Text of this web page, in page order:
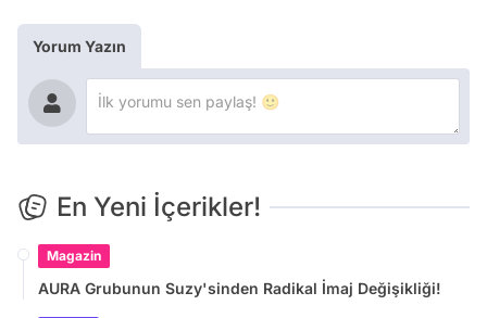
Yorum Yazın
En Yeni İçerikler!
Magazin
AURA Grubunun Suzy'sinden Radikal İmaj Değişikliği!